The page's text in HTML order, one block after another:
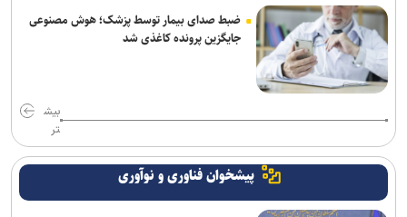
ضبط صدای بیمار توسط پزشک؛ هوش مصنوعی
جایگزین پرونده کاغذی شد
بیش
تر
پیشخوان فناوری و نوآوری